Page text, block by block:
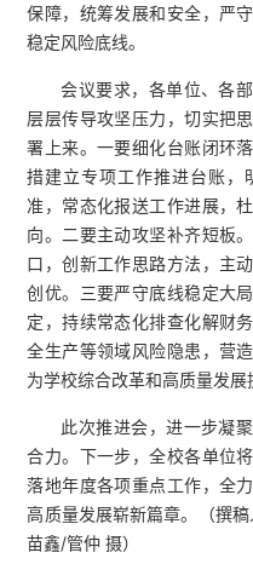
保障，统筹发展和安全，严
稳定风险底线。
会议要求，各单位、各
层层传导攻坚压力，切实把
署上来。一要细化台账闭环
措建立专项工作推进台账，
准，常态化报送工作进展，
向。二要主动攻坚补齐短板
口，创新工作思路方法，主
创优。三要严守底线稳定大
定，持续常态化排查化解财
全生产等领域风险隐患，营
为学校综合改革和高质量发展
此次推进会，进一步凝
合力。下一步，全校各单位
落地年度各项重点工作，全
高质量发展崭新篇章。
（撰
苗鑫/管仲 摄）